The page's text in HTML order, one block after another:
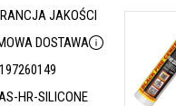
JAKOŚCI
DOSTAWA
HR-SILICONE